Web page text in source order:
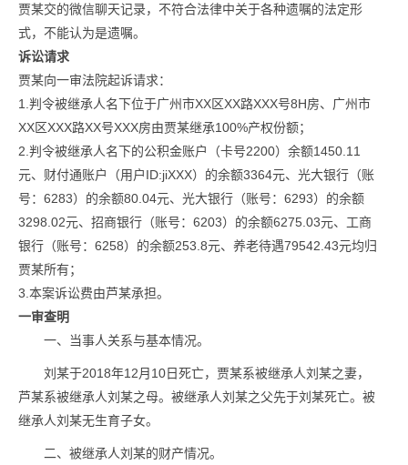
贾某交的微信聊天记录，不符合法律中关于各种遗嘱的法定形
式，不能认为是遗嘱。
诉讼请求
贾某向一审法院起诉请求：
1.判令被继承人名下位于广州市XX区XX路XXX号8H房、广州市
XX区XXX路XX号XXX房由贾某继承100%产权份额；
2.判令被继承人名下的公积金账户（卡号2200）余额1450.11
元、财付通账户（用户ID:jiXXX）的余额3364元、光大银行（账
号：6283）的余额80.04元、光大银行（账号：6293）的余额
3298.02元、招商银行（账号：6203）的余额6275.03元、工商
银行（账号：6258）的余额253.8元、养老待遇79542.43元均归
贾某所有；
3.本案诉讼费由芦某承担。
一审查明
一、当事人关系与基本情况。
刘某于2018年12月10日死亡，贾某系被继承人刘某之妻，
芦某系被继承人刘某之母。被继承人刘某之父先于刘某死亡。被
继承人刘某无生育子女。
二、被继承人刘某的财产情况。